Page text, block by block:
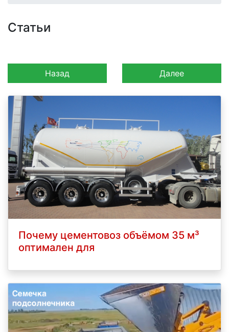
Статьи
Назад Далее
Почему цементовоз объёмом 35 м³
оптимален для